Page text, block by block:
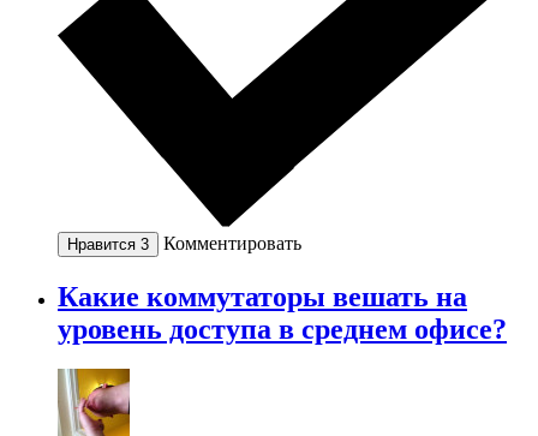
Нравится 3 Комментировать
Какие коммутаторы вешать на
уровень доступа в среднем офисе?